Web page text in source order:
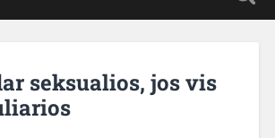
seksualios, jos vis